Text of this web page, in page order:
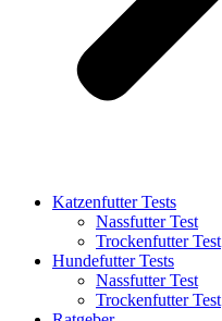
Katzenfutter Tests
Nassfutter Test
Trockenfutter Test
Hundefutter Tests
Nassfutter Test
Trockenfutter Test